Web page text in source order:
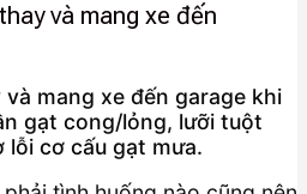
và mang xe đến
mang xe đến garage khi
gạt cong/lỏng, lưỡi tuột
lỗi cơ cấu gạt mưa.